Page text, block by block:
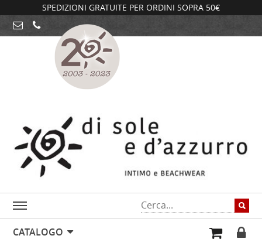
SPEDIZIONI GRATUITE PER ORDINI SOPRA 50€
CATALOGO